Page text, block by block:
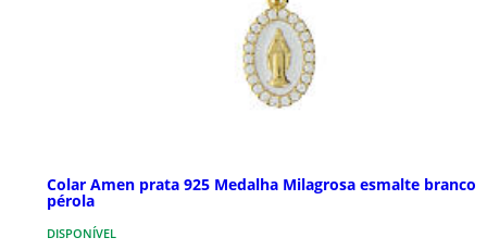
Colar Amen prata 925 Medalha Milagrosa esmalte branco
pérola
DISPONÍVEL